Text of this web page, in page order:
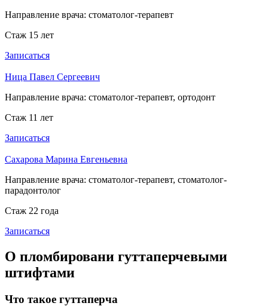
Направление врача: стоматолог-терапевт
Стаж 15 лет
Записаться
Ница Павел Сергеевич
Направление врача: стоматолог-терапевт, ортодонт
Стаж 11 лет
Записаться
Сахарова Марина Евгеньевна
Направление врача: стоматолог-терапевт, стоматолог-
парадонтолог
Стаж 22 года
Записаться
О пломбировани гуттаперчевыми
штифтами
Что такое гуттаперча